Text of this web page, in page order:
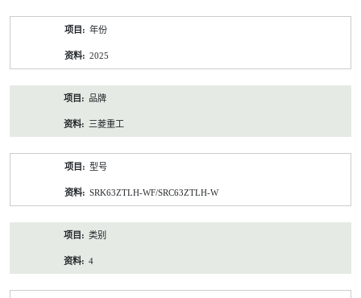
年份
2025
品牌
三菱重工
型号
SRK63ZTLH-WF/SRC63ZTLH-W
类别
4